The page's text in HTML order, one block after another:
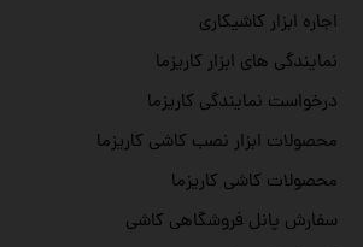
اجاره ابزار کاشیکاری
نمایندگی های ابزار کاریزما
درخواست نمایندگی کاریزما
محصولات ابزار نصب کاشی کاریزما
محصولات کاشی کاریزما
سفارش پانل فروشگاهی کاشی